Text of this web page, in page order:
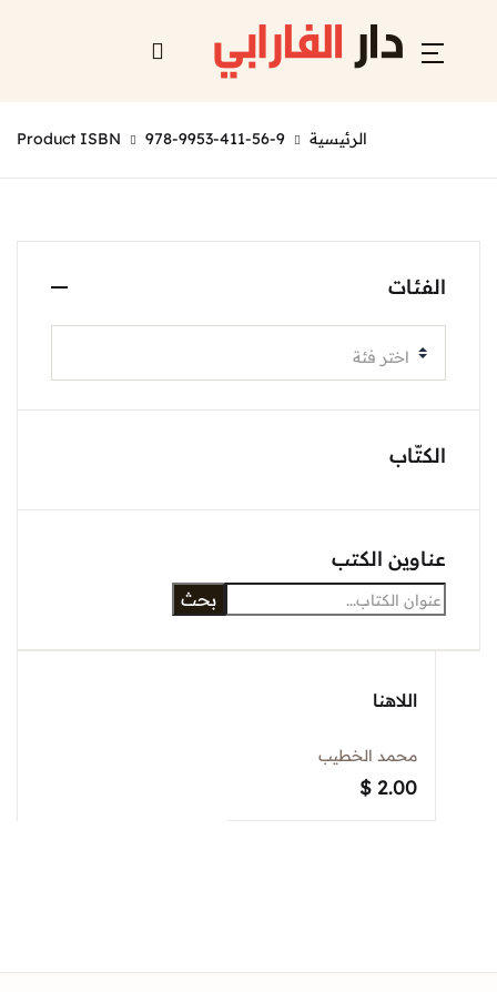
الرئيسية Product ISBN 978-9953-411-56-9
اللاهنا
محمد الخطيب
$ 2.00
الفئات
اختر فئة
الكتّاب
عناوين الكتب
بحث